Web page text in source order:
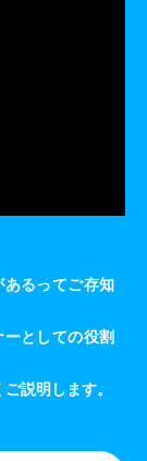
るってご存知
としての役割
説明します。